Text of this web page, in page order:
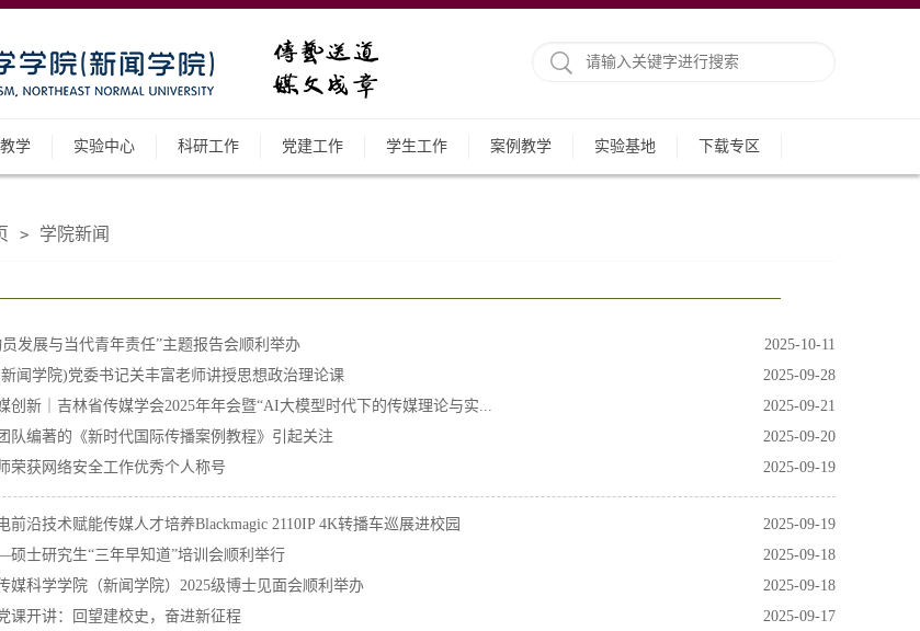
学 实验中心 科研工作 党建工作 学生工作 案例教学 实验基地 下载专区
> 学院新闻
2025-10-11
发展与当代青年责任”主题报告会顺利举办
2025-09-28
闻学院)党委书记关丰富老师讲授思想政治理论课
2025-09-21
创新｜吉林省传媒学会2025年年会暨“AI大模型时代下的传媒理论与实...
2025-09-20
队编著的《新时代国际传播案例教程》引起关注
2025-09-19
荣获网络安全工作优秀个人称号
2025-09-19
前沿技术赋能传媒人才培养Blackmagic 2110IP 4K转播车巡展进校园
2025-09-18
士研究生“三年早知道”培训会顺利举行
2025-09-18
媒科学学院（新闻学院）2025级博士见面会顺利举办
2025-09-17
课开讲：回望建校史，奋进新征程